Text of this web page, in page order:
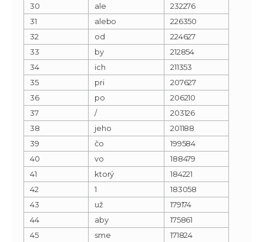
30
ale
232276
31
alebo
226350
32
od
224627
33
by
212854
34
ich
211353
35
pri
207627
36
po
206210
37
/
203126
38
jeho
201188
39
čo
199584
40
vo
188479
41
ktorý
184221
42
1
183058
43
už
179174
44
aby
175861
45
sme
171824